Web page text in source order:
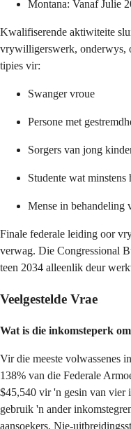
Montana: Vanaf Julie
Kwalifiserende aktiwiteite
vrywilligerswerk, onderwys,
tipies vir:
Swanger vroue
Persone met
Sorgers van jong
Studente wat
Mense in behandeling
Finale federale leiding oor
verwag. Die Congressional
teen 2034 alleenlik deur
Veelgestelde Vrae
Wat is die inkomsteperk
Vir die meeste volwassenes in
138% van die Federale
$45,540 vir 'n gesin van vier
gebruik 'n ander
aansoekers. Nie-